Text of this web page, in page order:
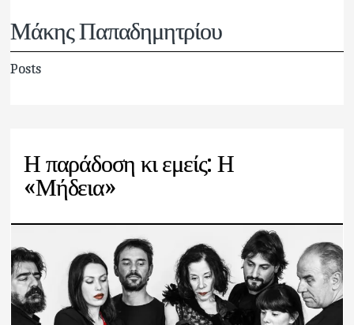
Μάκης Παπαδημητρίου
Posts
Η παράδοση κι εμείς: Η
«Μήδεια»